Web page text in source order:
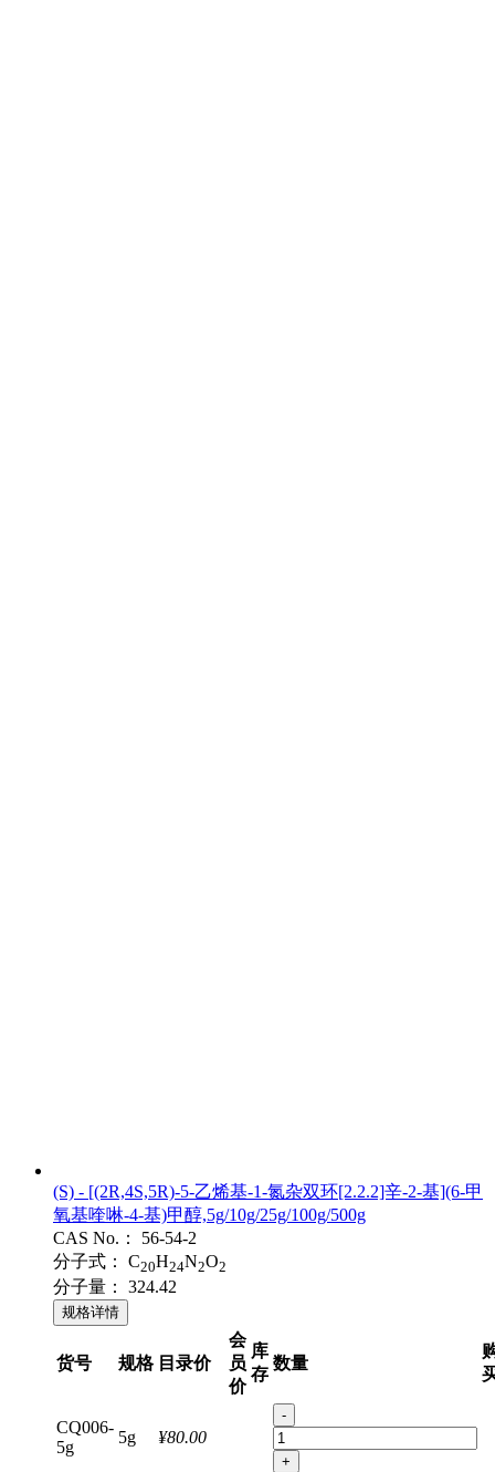
(S) - [(2R,4S,5R)-5-乙烯基-1-氮杂双环[2.2.2]辛-2-基](6-甲
氧基喹啉-4-基)甲醇,5g/10g/25g/100g/500g
CAS No.：
56-54-2
分子式：
C20H24N2O2
分子量： 324.42
规格详情
货号 规格 目录价
会
员
价
库
存
数量
CQ006-
5g
5g ¥80.00
-
+